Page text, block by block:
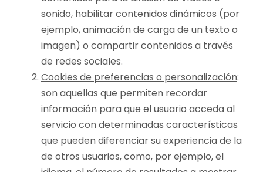
sonido, habilitar contenidos dinámicos (por
ejemplo, animación de carga de un texto o
imagen) o compartir contenidos a través
de redes sociales.
Cookies de preferencias o personalización:
son aquellas que permiten recordar
información para que el usuario acceda al
servicio con determinadas características
que pueden diferenciar su experiencia de la
de otros usuarios, como, por ejemplo, el